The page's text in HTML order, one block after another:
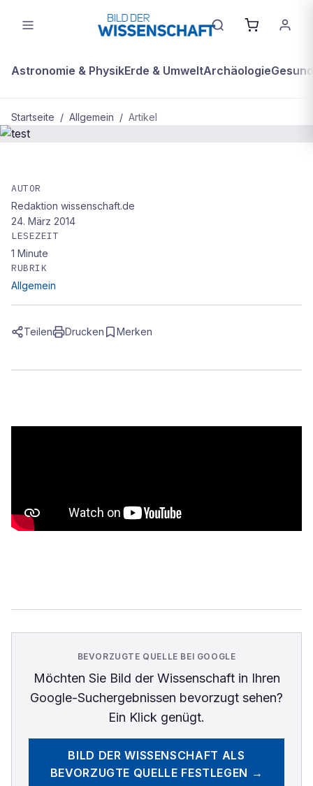
Astronomie & PhysikErde & UmweltArchäologie
Startseite / Allgemein / Artikel
test
AUTOR
Redaktion wissenschaft.de
24. März 2014
LESEZEIT
1 Minute
RUBRIK
Allgemein
Teilen Drucken Merken
BEVORZUGTE QUELLE BEI GOOGLE
Möchten Sie Bild der Wissenschaftin Ihren
Google-Suchergebnissen bevorzugt sehen?
Ein Klick genügt.
BILD DER WISSENSCHAFT ALS
BEVORZUGTE QUELLE FESTLEGEN →